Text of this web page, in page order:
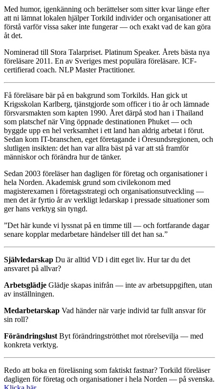
Med humor, igenkänning och berättelser som sitter kvar länge efter
att ni lämnat lokalen hjälper Torkild individer och organisationer att
förstå varför vissa saker inte fungerar — och exakt vad de kan göra
åt det.
Nominerad till Stora Talarpriset. Platinum Speaker. Årets bästa nya
föreläsare 2011. En av Sveriges mest populära föreläsare. ICF-
certifierad coach. NLP Master Practitioner.
Få föreläsare bär på en bakgrund som Torkilds. Han gick ut
Krigsskolan Karlberg, tjänstgjorde som officer i tio år och lämnade
försvarsmakten som kapten 1990. Året därpå stod han i Thailand
som platschef när Ving öppnade destinationen Phuket — och
byggde upp en hel verksamhet i ett land han aldrig arbetat i förut.
Sedan kom IT-branschen, eget företagande i Öresundsregionen, och
slutligen insikten: det han var allra bäst på var att stå framför
människor och förändra hur de tänker.
Sedan 2003 föreläser han dagligen för företag och organisationer i
hela Norden. Akademisk grund som civilekonom med
magisterexamen i företagsstrategi och organisationsutveckling —
men det är fyrtio år av verkligt ledarskap i pressade situationer som
ger hans verktyg sin tyngd.
”Det här kunde vi lyssnat på en timme till — och fortfarande dagar
senare kopplar medarbetare händelser till det han sa.”
Självledarskap Du är alltid VD i ditt eget liv. Hur tar du det
ansvaret på allvar?
Arbetsglädje Glädje skapas inifrån — inte av arbetsuppgiften, utan
av inställningen.
Medarbetarskap Vad händer när varje individ tar fullt ansvar för
sin roll?
Förändringslust Byt förändringströtthet mot rörelsevilja — med
konkreta verktyg.
Redo att boka en föreläsning som faktiskt fastnar? Torkild föreläser
dagligen för företag och organisationer i hela Norden — på svenska.